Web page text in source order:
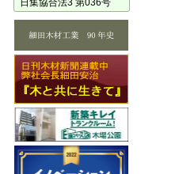
日集協合法3 第036号